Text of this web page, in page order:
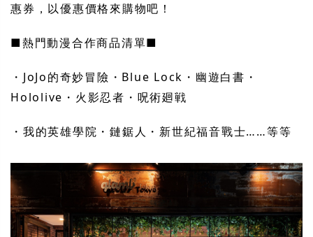
惠券，以優惠價格來購物吧！
■熱門動漫合作商品清單■
・JoJo的奇妙冒險・Blue Lock・幽遊白書・
Hololive・火影忍者・呪術廻戦
・我的英雄學院・鏈鋸人・新世紀福音戰士……等等